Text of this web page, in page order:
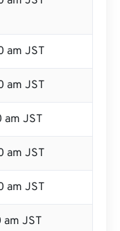
am JST
am JST
am JST
am JST
am JST
am JST